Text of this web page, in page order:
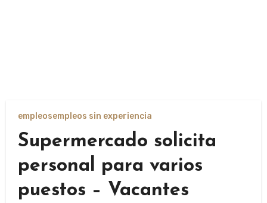
empleosempleos sin experiencia
Supermercado solicita
personal para varios
puestos – Vacantes